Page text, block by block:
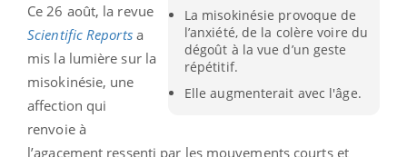
La misokinésie provoque de
l’anxiété, de la colère voire du
dégoût à la vue d’un geste
répétitif.
Elle augmenterait avec l'âge.
Ce 26 août, la revue
Scientific Reports a
mis la lumière sur la
misokinésie, une
affection qui
renvoie à
l’agacement ressenti par les mouvements courts et